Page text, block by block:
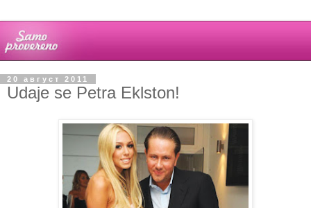
20 август 2011
Udaje se Petra Eklston!